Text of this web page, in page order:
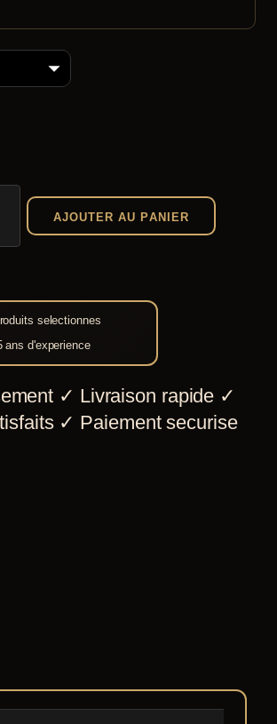
AJOUTER AU PANIER
selectionnes
ans d'experience
✓ Livraison rapide ✓
✓ Paiement securise